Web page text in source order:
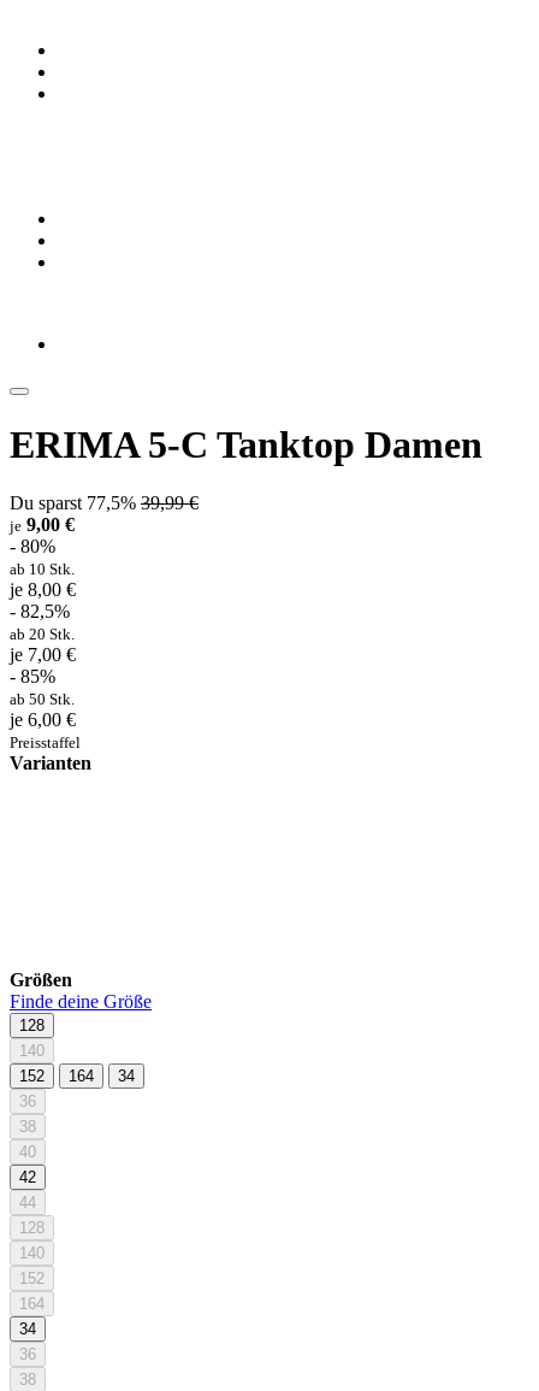
ERIMA 5-C Tanktop Damen
Du sparst 77,5% 39,99 €
je 9,00 €
- 80%
ab 10 Stk.
je 8,00 €
- 82,5%
ab 20 Stk.
je 7,00 €
- 85%
ab 50 Stk.
je 6,00 €
Preisstaffel
Varianten
Größen
Finde deine Größe
128
140
152
164
34
36
38
40
42
44
128
140
152
164
34
36
38